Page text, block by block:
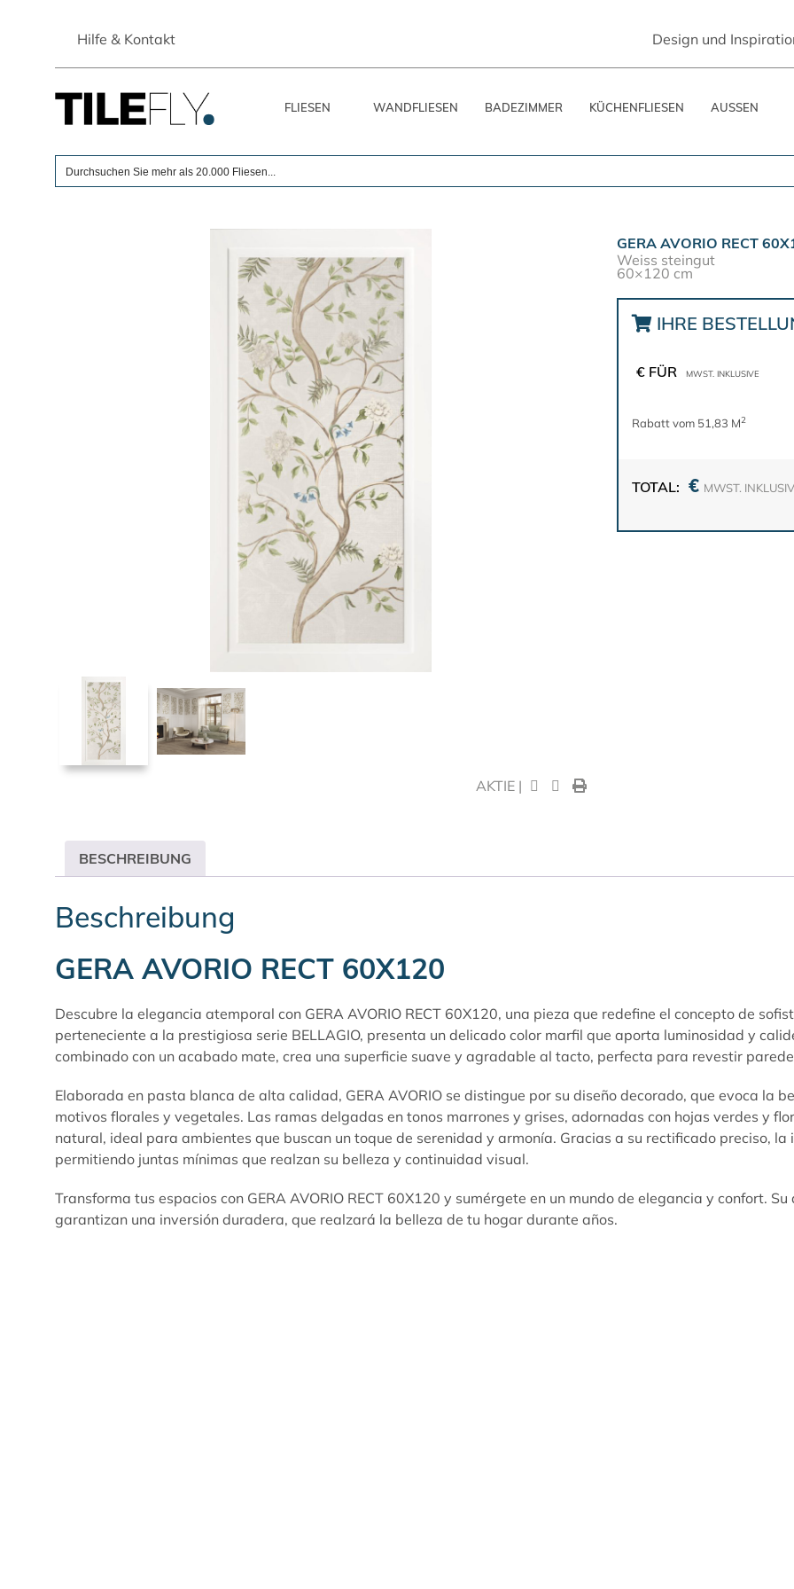
Hilfe & Kontakt Design und
FLIESEN WANDFLIESEN BADEZIMMER KÜCHENFLIESEN AUSSEN
AKTIE |
GERA AVORIO RECT
Weiss steingut
60×120 cm
IHRE
€ FÜR MWST. INKLUSIVE
Rabatt vom 51,83 M2
TOTAL: € MWST.
BESCHREIBUNG
Beschreibung
GERA AVORIO RECT 60X120
Descubre la elegancia atemporal con GERA AVORIO RECT 60X120, una pieza que redefine el concepto de
perteneciente a la prestigiosa serie BELLAGIO, presenta un delicado color marfil que aporta luminosidad y
combinado con un acabado mate, crea una superficie suave y agradable al tacto, perfecta para revestir
Elaborada en pasta blanca de alta calidad, GERA AVORIO se distingue por su diseño decorado, que evoca la
motivos florales y vegetales. Las ramas delgadas en tonos marrones y grises, adornadas con hojas verdes y
natural, ideal para ambientes que buscan un toque de serenidad y armonía. Gracias a su rectificado preciso,
permitiendo juntas mínimas que realzan su belleza y continuidad visual.
Transforma tus espacios con GERA AVORIO RECT 60X120 y sumérgete en un mundo de elegancia y confort.
garantizan una inversión duradera, que realzará la belleza de tu hogar durante años.